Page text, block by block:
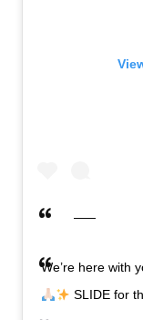
We’re here with
SLIDE for